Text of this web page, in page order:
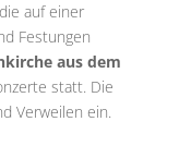
auf einer
Festungen
aus dem
statt. Die
Verweilen ein.